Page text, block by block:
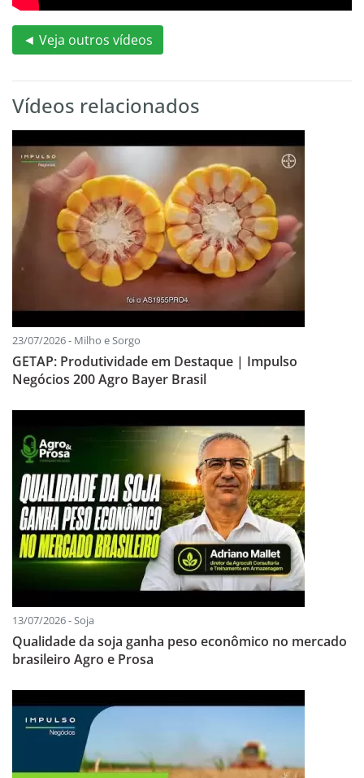
◄ Veja outros vídeos
Vídeos relacionados
23/07/2026 - Milho e Sorgo
GETAP: Produtividade em Destaque | Impulso
Negócios 200 Agro Bayer Brasil
13/07/2026 - Soja
Qualidade da soja ganha peso econômico no mercado
brasileiro Agro e Prosa